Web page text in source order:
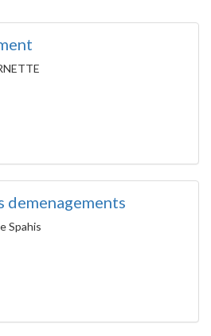
demenagements
Spahis